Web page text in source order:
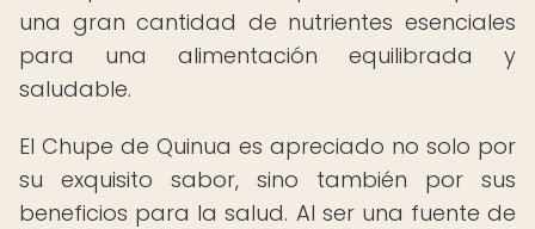
una gran cantidad de nutrientes esenciales
para una alimentación equilibrada y
saludable.
El Chupe de Quinua es apreciado no solo por
su exquisito sabor, sino también por sus
beneficios para la salud. Al ser una fuente de